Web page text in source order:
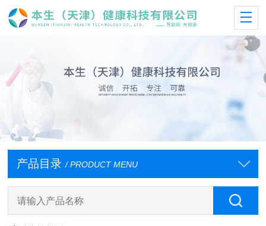
产品目录 / PRODUCT MENU